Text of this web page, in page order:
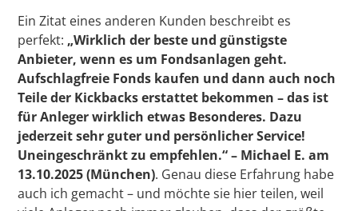
Ein Zitat eines anderen Kunden beschreibt es
perfekt: „Wirklich der beste und günstigste
Anbieter, wenn es um Fondsanlagen geht.
Aufschlagfreie Fonds kaufen und dann auch noch
Teile der Kickbacks erstattet bekommen – das ist
für Anleger wirklich etwas Besonderes. Dazu
jederzeit sehr guter und persönlicher Service!
Uneingeschränkt zu empfehlen.“ – Michael E. am
13.10.2025 (München). Genau diese Erfahrung habe
auch ich gemacht – und möchte sie hier teilen, weil